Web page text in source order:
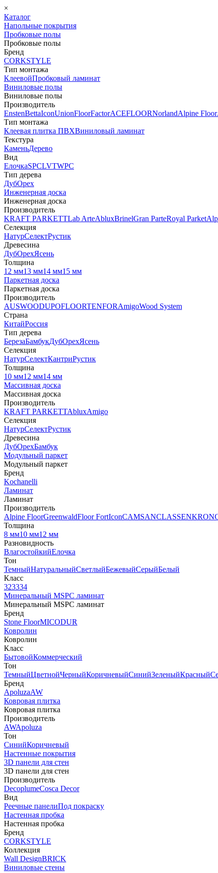
×
Каталог
Напольные покрытия
Пробковые полы
Пробковые полы
Бренд
CORKSTYLE
Тип монтажа
КлеевойПробковый ламинат
Виниловые полы
Виниловые полы
Производитель
EnstenBettaIconUnionFloorFactorACEFLOORNorlandAlpine Floor
Тип монтажа
Клеевая плитка ПВХВиниловый ламинат
Текстура
КаменьДерево
Вид
ЕлочкаSPCLVTWPC
Тип дерева
ДубОрех
Инженерная доска
Инженерная доска
Производитель
KRAFT PARKETTLab ArteAbluxBrinelGran ParteRoyal Parket
Селекция
НатурСелектРустик
Древесина
ДубОрехЯсень
Толщина
12 мм13 мм14 мм15 мм
Паркетная доска
Паркетная доска
Производитель
AUSWOODUPOFLOORTENFORAmigoWood System
Страна
КитайРоссия
Тип дерева
БерезаБамбукДубОрехЯсень
Селекция
НатурСелектКантриРустик
Толщина
10 мм12 мм14 мм
Массивная доска
Массивная доска
Производитель
KRAFT PARKETTAbluxAmigo
Селекция
НатурСелектРустик
Древесина
ДубОрехБамбук
Модульный паркет
Модульный паркет
Бренд
Kochanelli
Ламинат
Ламинат
Производитель
Alpine FloorGreenwaldFloor FortIconCAMSANCLASSEN
Толщина
8 мм10 мм12 мм
Разновидность
ВлагостойкийЕлочка
Тон
ТемныйНатуральныйСветлыйБежевыйСерыйБелый
Класс
323334
Минеральный MSPC ламинат
Минеральный MSPC ламинат
Бренд
Stone FloorMICODUR
Ковролин
Ковролин
Класс
БытовойКоммерческий
Тон
ТемныйЦветнойЧерныйКоричневыйСинийЗеленыйКрасный
Бренд
ApoluzaAW
Ковровая плитка
Ковровая плитка
Производитель
AWApoluza
Тон
СинийКоричневый
Настенные покрытия
3D панели для стен
3D панели для стен
Производитель
DecoplumeCosca Decor
Вид
Реечные панелиПод покраску
Настенная пробка
Настенная пробка
Бренд
CORKSTYLE
Коллекция
Wall DesignBRICK
Виниловые стены